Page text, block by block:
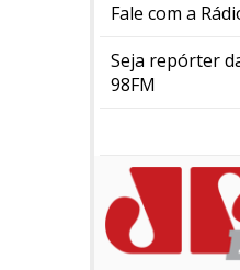
Fale com a
Seja repórter
98FM